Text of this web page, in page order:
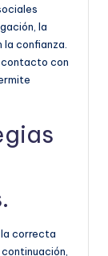
la
la confianza.
contacto con
correcta